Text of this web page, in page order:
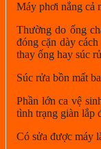
Máy phơi nắng cả
Thường do ống
đóng cặn dày
thay ống hay súc
Súc rửa bồn mất
Phần lớn ca vệ
tình trạng giàn lắp
Có sửa được máy